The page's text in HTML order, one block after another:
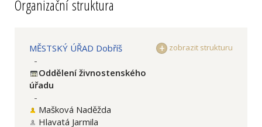
Organizační struktura
zobrazit strukturu
MĚSTSKÝ ÚŘAD Dobříš
-
Oddělení živnostenského
úřadu
-
Mašková Naděžda
Hlavatá Jarmila